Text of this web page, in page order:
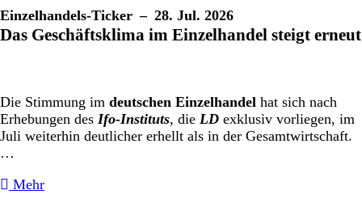
Einzelhandels-Ticker – 28. Jul. 2026
Das Geschäftsklima im Einzelhandel steigt erneut
Die Stimmung im deutschen Einzelhandel hat sich nach
Erhebungen des Ifo-Instituts, die LD exklusiv vorliegen, im
Juli weiterhin deutlicher erhellt als in der Gesamtwirtschaft.
…
Mehr